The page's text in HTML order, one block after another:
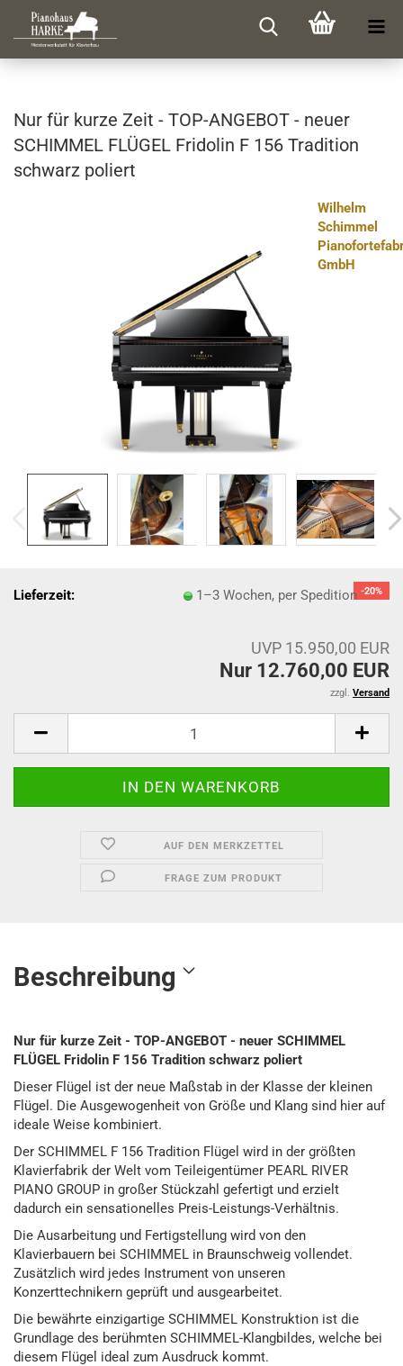
Nur für kurze Zeit - TOP-​AN­GE­BOT - neuer
SCHIM­MEL FLÜ­GEL Fri­do­lin F 156 Tra­di­ti­on
schwarz po­liert
Wilhelm
Schimmel
GmbH
-20%
Lieferzeit: 1–3 Wochen, per Spedition
UVP 15.950,00 EUR
Nur 12.760,00 EUR
zzgl. Versand
AUF DEN MERKZETTEL
FRAGE ZUM PRODUKT
Beschreibung
Nur für kurze Zeit - TOP-​ANGEBOT - neuer SCHIMMEL
FLÜGEL Fridolin F 156 Tradition schwarz poliert
Dieser Flügel ist der neue Maßstab in der Klasse der kleinen
Flügel. Die Ausgewogenheit von Größe und Klang sind hier auf
ideale Weise kombiniert.
Der SCHIMMEL F 156 Tradition Flügel wird in der größten
Klavierfabrik der Welt vom Teileigentümer PEARL RIVER
PIANO GROUP in großer Stückzahl gefertigt und erzielt
dadurch ein sensationelles Preis-Leistungs-Verhältnis.
Die Ausarbeitung und Fertigstellung wird von den
Klavierbauern bei SCHIMMEL in Braunschweig vollendet.
Zusätzlich wird jedes Instrument von unseren
Konzerttechnikern geprüft und ausgearbeitet.
Die bewährte einzigartige SCHIMMEL Konstruktion ist die
Grundlage des berühmten SCHIMMEL-Klangbildes, welche bei
diesem Flügel ideal zum Ausdruck kommt.